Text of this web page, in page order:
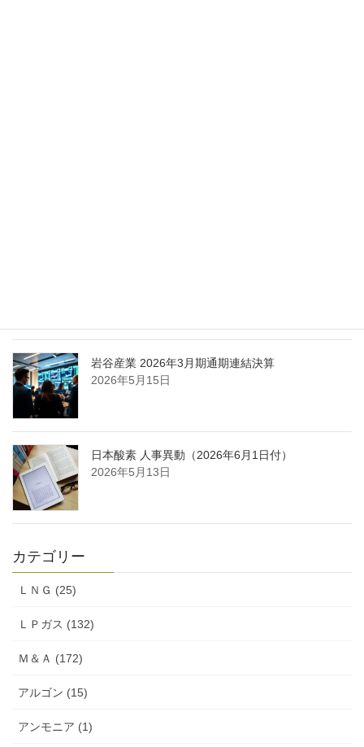
岩谷産業 2026年3月期通期連結決算
2026年5月15日
日本酸素 人事異動（2026年6月1日付）
2026年5月13日
カテゴリー
ＬＮＧ (25)
ＬＰガス (132)
Ｍ＆Ａ (172)
アルゴン (15)
アンモニア (1)